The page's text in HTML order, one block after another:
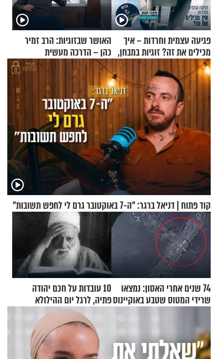
פגיעה עצמית וחרדות – איך
מכילים את זה? זוגיות במבחן,
הפעם עם יהודית ואלתר כהן
האושר שבזוגיות: הרב זמיר
כהן – הדרכה מעשית
קוד פתוח | דניאל ברגר: "ה-7 באוקטובר גרם לי לחפש תשובות"
74 שנים אחרי האסון: נמצאו
שרידי המטוס שטבע באוקיינוס
10 עובדות על חכם יהודה
פתיה, לרגל יום ההילולא